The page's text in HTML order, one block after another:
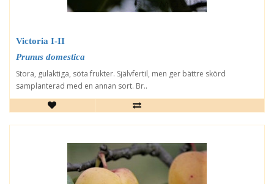
Victoria I-II
Prunus domestica
Stora, gulaktiga, söta frukter. Självfertil, men ger bättre skörd
samplanterad med en annan sort. Br..